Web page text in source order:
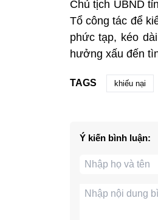
Chủ tịch UBND
Tổ công tác để
phức tạp, kéo
hưởng xấu đến
TAGS khiếu nại
Ý kiến bình luận: